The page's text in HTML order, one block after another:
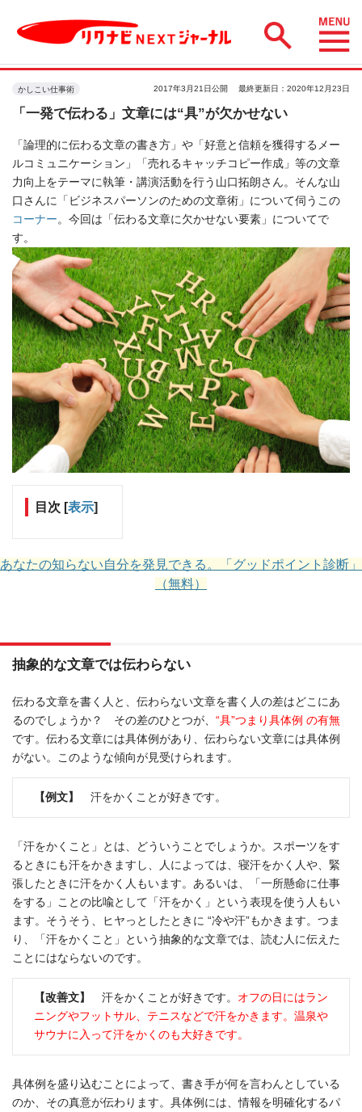
かしこい仕事術 2017年3月21日公開 最終更新日：2020年12月23日
「一発で伝わる」文章には“具”が欠かせない
「論理的に伝わる文章の書き方」や「好意と信頼を獲得するメー
ルコミュニケーション」「売れるキャッチコピー作成」等の文章
力向上をテーマに執筆・講演活動を行う山口拓朗さん。そんな山
口さんに「ビジネスパーソンのための文章術」について伺うこの
コーナー。今回は「伝わる文章に欠かせない要素」についてで
す。
目次 [表示]
あなたの知らない自分を発見できる。「グッドポイント診断」
（無料）
抽象的な文章では伝わらない
伝わる文章を書く人と、伝わらない文章を書く人の差はどこにあ
るのでしょうか？ その差のひとつが、 “具”つまり具体例 の有無
です。伝わる文章には具体例があり、伝わらない文章には具体例
がない。このような傾向が見受けられます。
【例文】 汗をかくことが好きです。
「汗をかくこと」とは、どういうことでしょうか。スポーツをす
るときにも汗をかきますし、人によっては、寝汗をかく人や、緊
張したときに汗をかく人もいます。あるいは、「一所懸命に仕事
をする」ことの比喩として「汗をかく」という表現を使う人もい
ます。そうそう、ヒヤっとしたときに “冷や汗”もかきます。つま
り、「汗をかくこと」という抽象的な文章では、読む人に伝えた
ことにはならないのです。
【改善文】 汗をかくことが好きです。 オフの日にはラン
ニングやフットサル、テニスなどで汗をかきます。温泉や
サウナに入って汗をかくのも大好きです。
具体例を盛り込むことによって、書き手が何を言わんとしている
のか、その真意が伝わります。具体例には、情報を明確化するパ